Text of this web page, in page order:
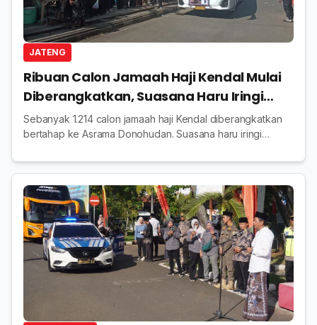
JATENG
Ribuan Calon Jamaah Haji Kendal Mulai
Diberangkatkan, Suasana Haru Iringi
Pelepasan
Sebanyak 1.214 calon jamaah haji Kendal diberangkatkan
bertahap ke Asrama Donohudan. Suasana haru iringi